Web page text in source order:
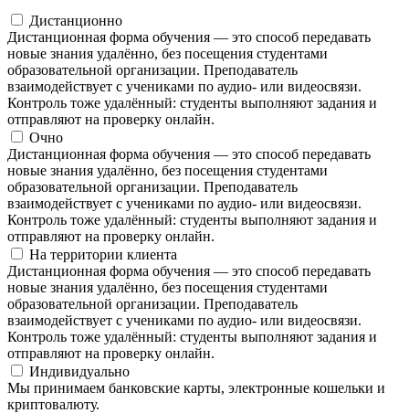
Дистанционно
Дистанционная форма обучения — это способ передавать
новые знания удалённо, без посещения студентами
образовательной организации. Преподаватель
взаимодействует с учениками по аудио- или видеосвязи.
Контроль тоже удалённый: студенты выполняют задания и
отправляют на проверку онлайн.
Очно
Дистанционная форма обучения — это способ передавать
новые знания удалённо, без посещения студентами
образовательной организации. Преподаватель
взаимодействует с учениками по аудио- или видеосвязи.
Контроль тоже удалённый: студенты выполняют задания и
отправляют на проверку онлайн.
На территории клиента
Дистанционная форма обучения — это способ передавать
новые знания удалённо, без посещения студентами
образовательной организации. Преподаватель
взаимодействует с учениками по аудио- или видеосвязи.
Контроль тоже удалённый: студенты выполняют задания и
отправляют на проверку онлайн.
Индивидуально
Мы принимаем банковские карты, электронные кошельки и
криптовалюту.